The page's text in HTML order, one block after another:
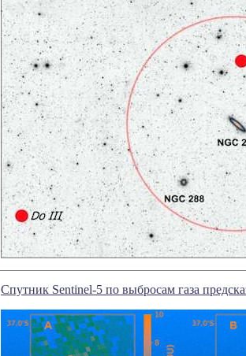
Спутник Sentinel-5 по выбросам газа